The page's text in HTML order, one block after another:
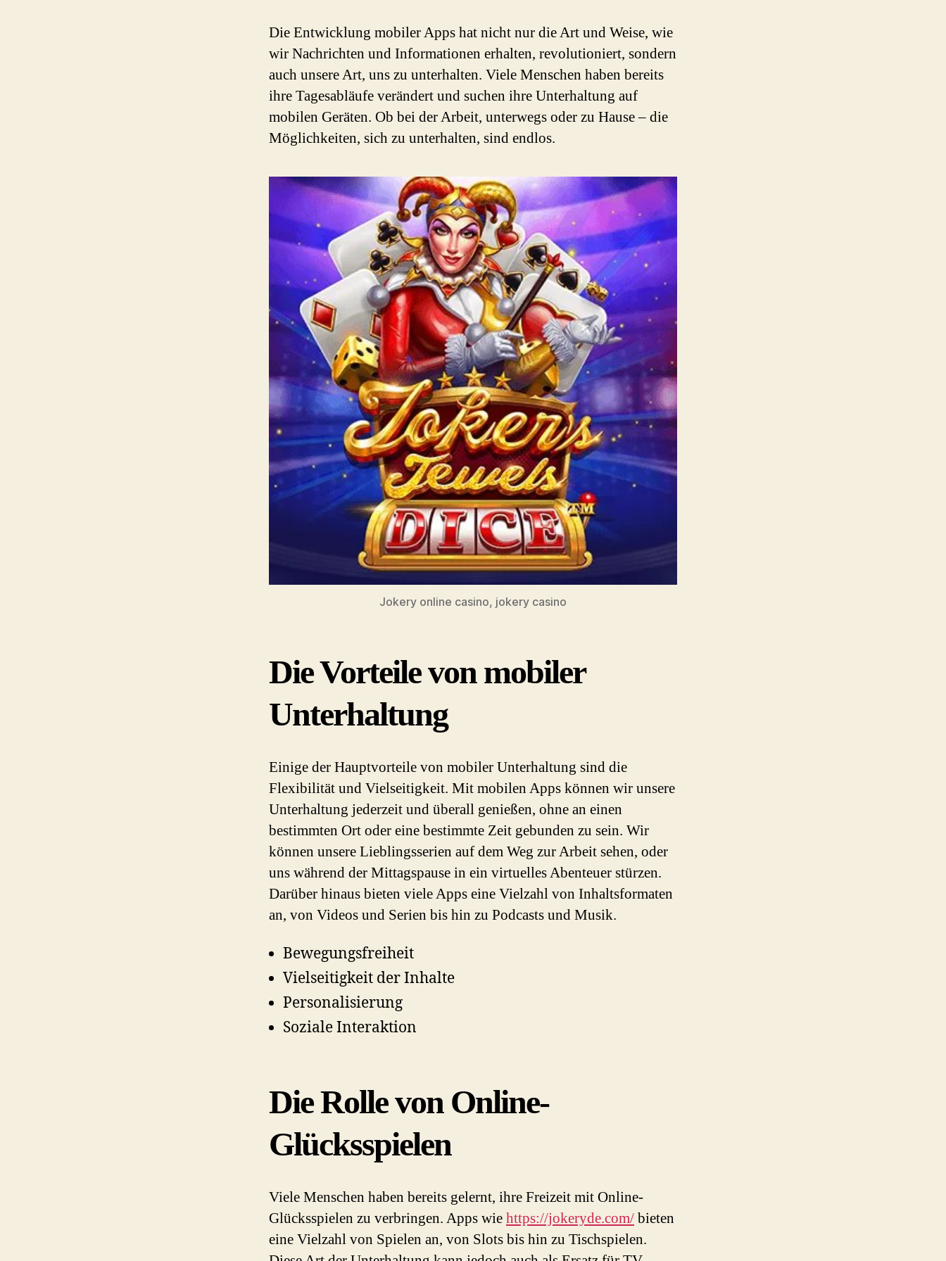
Die Entwicklung mobiler Apps hat nicht nur die Art und Weise, wie
wir Nachrichten und Informationen erhalten, revolutioniert, sondern
auch unsere Art, uns zu unterhalten. Viele Menschen haben bereits
ihre Tagesabläufe verändert und suchen ihre Unterhaltung auf
mobilen Geräten. Ob bei der Arbeit, unterwegs oder zu Hause – die
Möglichkeiten, sich zu unterhalten, sind endlos.
Jokery online casino, jokery casino
Die Vorteile von mobiler
Unterhaltung
Einige der Hauptvorteile von mobiler Unterhaltung sind die
Flexibilität und Vielseitigkeit. Mit mobilen Apps können wir unsere
Unterhaltung jederzeit und überall genießen, ohne an einen
bestimmten Ort oder eine bestimmte Zeit gebunden zu sein. Wir
können unsere Lieblingsserien auf dem Weg zur Arbeit sehen, oder
uns während der Mittagspause in ein virtuelles Abenteuer stürzen.
Darüber hinaus bieten viele Apps eine Vielzahl von Inhaltsformaten
an, von Videos und Serien bis hin zu Podcasts und Musik.
Bewegungsfreiheit
Vielseitigkeit der Inhalte
Personalisierung
Soziale Interaktion
Die Rolle von Online-
Glücksspielen
Viele Menschen haben bereits gelernt, ihre Freizeit mit Online-
Glücksspielen zu verbringen. Apps wie https://jokeryde.com/ bieten
eine Vielzahl von Spielen an, von Slots bis hin zu Tischspielen.